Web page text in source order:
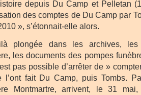
depuis Du Camp et Pelletan
des comptes de Du Camp par
», s’étonnait-elle alors.
plongée dans les archives, les
les documents des pompes
pas possible d’arrêter de »
l’ont fait Du Camp, puis Tombs.
Montmartre, arrivent, le 31